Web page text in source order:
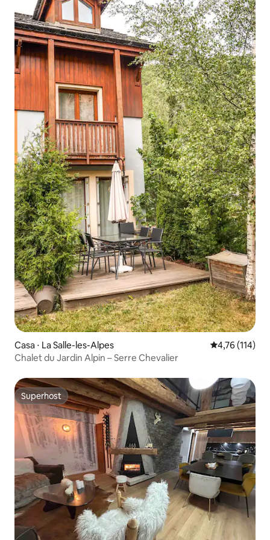
Casa ⋅ La Salle-les-Alpes 4,76 de uma
4,76 (114)
Chalet du Jardin Alpin – Serre Chevalier
Superhost
Superhost